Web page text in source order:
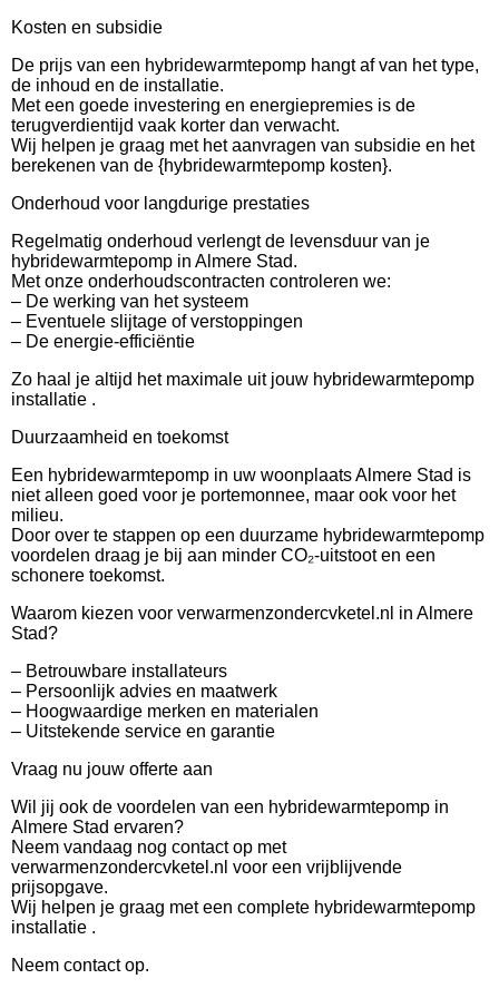
Kosten en subsidie
De prijs van een hybridewarmtepomp hangt af van het type,
de inhoud en de installatie.
Met een goede investering en energiepremies is de
terugverdientijd vaak korter dan verwacht.
Wij helpen je graag met het aanvragen van subsidie en het
berekenen van de {hybridewarmtepomp kosten}.
Onderhoud voor langdurige prestaties
Regelmatig onderhoud verlengt de levensduur van je
hybridewarmtepomp in Almere Stad.
Met onze onderhoudscontracten controleren we:
– De werking van het systeem
– Eventuele slijtage of verstoppingen
– De energie-efficiëntie
Zo haal je altijd het maximale uit jouw hybridewarmtepomp
installatie .
Duurzaamheid en toekomst
Een hybridewarmtepomp in uw woonplaats Almere Stad is
niet alleen goed voor je portemonnee, maar ook voor het
milieu.
Door over te stappen op een duurzame hybridewarmtepomp
voordelen draag je bij aan minder CO₂-uitstoot en een
schonere toekomst.
Waarom kiezen voor verwarmenzondercvketel.nl in Almere
Stad?
– Betrouwbare installateurs
– Persoonlijk advies en maatwerk
– Hoogwaardige merken en materialen
– Uitstekende service en garantie
Vraag nu jouw offerte aan
Wil jij ook de voordelen van een hybridewarmtepomp in
Almere Stad ervaren?
Neem vandaag nog contact op met
verwarmenzondercvketel.nl voor een vrijblijvende
prijsopgave.
Wij helpen je graag met een complete hybridewarmtepomp
installatie .
Neem contact op.